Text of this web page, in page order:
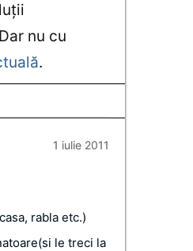
nu cu
.
1 iulie 2011
rabla etc.)
le treci la